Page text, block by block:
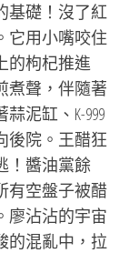
基礎！沒了紅
它用小嘴咬住
的枸杞推進
煮聲，伴隨著
泥缸、K-999
後院。王醋狂
！醬油黨餘
有空盤子被醋
廖沾沾的宇宙
的混亂中，拉